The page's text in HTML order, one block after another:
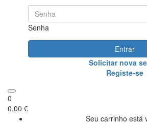
Senha
Entrar
Solicitar nova
Registe-se
0
0,00 €
Seu carrinho está